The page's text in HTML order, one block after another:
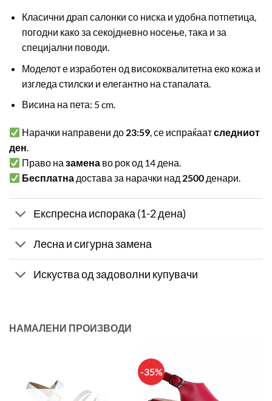
Класични драп салонки со ниска и удобна потпетица,
погодни како за секојдневно носење, така и за
специјални поводи.
Моделот е изработен од висококвалитетна еко кожа и
изгледа стилски и елегантно на стапалата.
Висина на пета: 5 cm.
Нарачки направени до 23:59, се испраќаатследниот
ден.
Право назамена во рок од 14 дена.
Бесплатна достава за нарачки над 2500 денари.
Експресна испорака (1-2 дена)
Лесна и сигурна замена
Искуства од задоволни купувачи
НАМАЛЕНИ ПРОИЗВОДИ
-35%